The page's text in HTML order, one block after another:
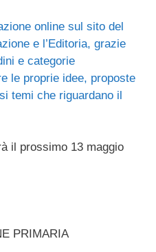
online sul sito del
e l’Editoria, grazie
e categorie
le proprie idee, proposte
temi che riguardano il
il prossimo 13 maggio
PRIMARIA